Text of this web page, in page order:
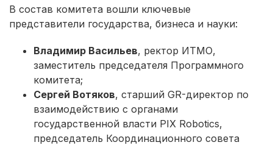
В состав комитета вошли ключевые
представители государства, бизнеса и науки:
Владимир Васильев, ректор ИТМО,
заместитель председателя Программного
комитета;
Сергей Вотяков, старший GR-директор по
взаимодействию с органами
государственной власти PIX Robotics,
председатель Координационного совета